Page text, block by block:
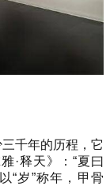
千年的历程，它
·释天》：“夏曰
“岁”称年，甲骨